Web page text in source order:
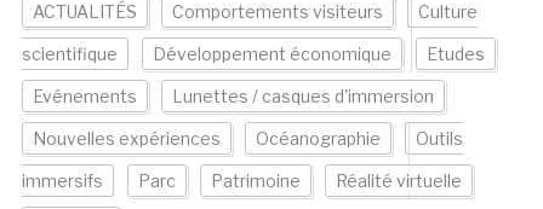
ACTUALITÉS Comportements visiteurs Culture
scientifique Développement économique Etudes
Evénements Lunettes / casques d'immersion
Nouvelles expériences Océanographie Outils
immersifs Parc Patrimoine Réalité virtuelle